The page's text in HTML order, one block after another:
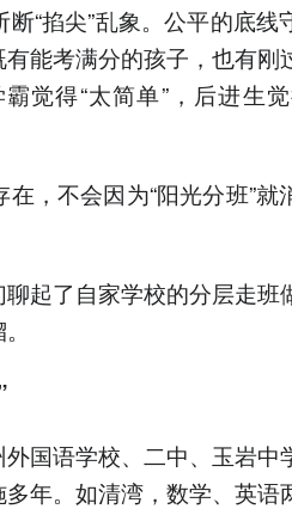
“掐尖”乱象。公平的底线
能考满分的孩子，也有刚
觉得“太简单”，后进生
，不会因为“阳光分班”就
聊起了自家学校的分层走
国语学校、二中、玉岩中
年。如清湾，数学、英语